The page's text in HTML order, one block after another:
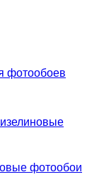
фотообоев
фотообои